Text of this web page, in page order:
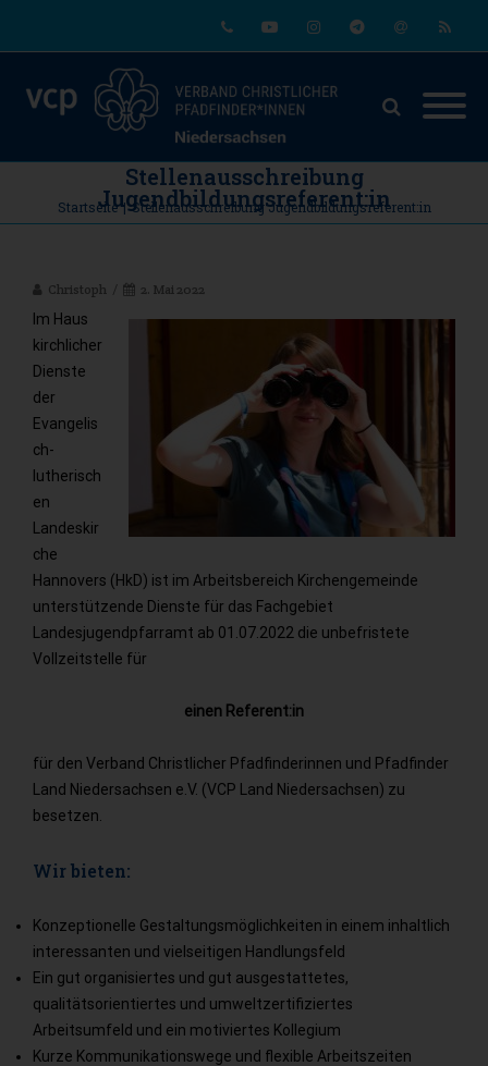
Stellenausschreibung
Jugendbildungsreferent:in
Startseite | Stellenausschreibung Jugendbildungsreferent:in
Christoph 2. Mai 2022
Im Haus
kirchlicher
Dienste
der
Evangelis
ch-
lutherisch
en
Landeskir
che
Hannovers (HkD) ist im Arbeitsbereich Kirchengemeinde
unterstützende Dienste für das Fachgebiet
Landesjugendpfarramt ab 01.07.2022 die unbefristete
Vollzeitstelle für
einen Referent:in
für den Verband Christlicher Pfadfinderinnen und Pfadfinder
Land Niedersachsen e.V. (VCP Land Niedersachsen) zu
besetzen.
Wir bieten:
Konzeptionelle Gestaltungsmöglichkeiten in einem inhaltlich
interessanten und vielseitigen Handlungsfeld
Ein gut organisiertes und gut ausgestattetes,
qualitätsorientiertes und umweltzertifiziertes
Arbeitsumfeld und ein motiviertes Kollegium
Kurze Kommunikationswege und flexible Arbeitszeiten